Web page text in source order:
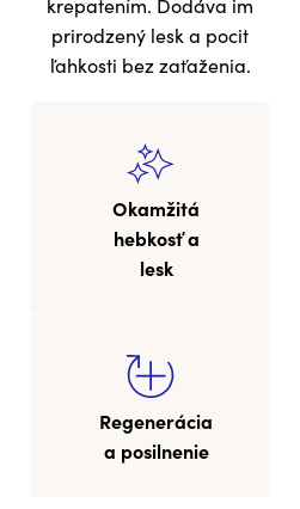
Okamžitá
hebkosť a
lesk
Regenerácia
a posilnenie
krepatením. Dodáva im
prirodzený lesk a pocit
ľahkosti bez zaťaženia.